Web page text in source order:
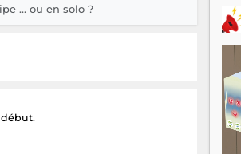
… ou en solo ?
début.